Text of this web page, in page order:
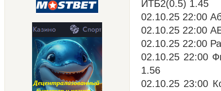
ИТБ2(0.5) 1.45
02.10.25 22:00
02.10.25 22:00
02.10.25 22:00
02.10.25 22:00
1.56
02.10.25 23:00